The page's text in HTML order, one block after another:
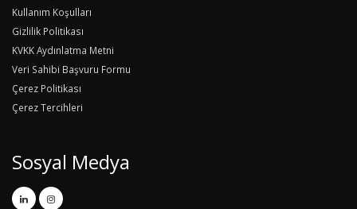
Kullanım Koşulları
Gizlilik Politikası
KVKK Aydınlatma Metni
Veri Sahibi Başvuru Formu
Çerez Politikası
Çerez Tercihleri
Sosyal Medya